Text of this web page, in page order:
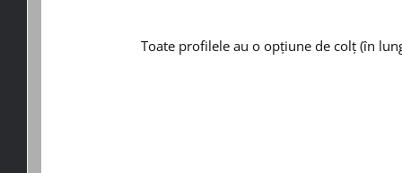
Toate profilele au o opțiune de colț (în